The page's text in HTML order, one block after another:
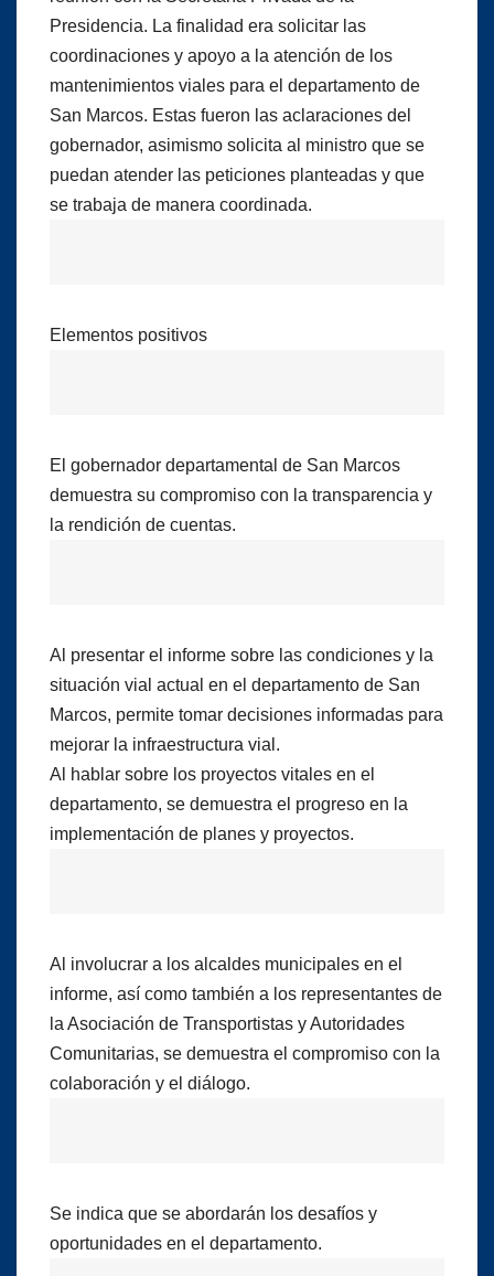
Presidencia. La finalidad era solicitar las
coordinaciones y apoyo a la atención de los
mantenimientos viales para el departamento de
San Marcos. Estas fueron las aclaraciones del
gobernador, asimismo solicita al ministro que se
puedan atender las peticiones planteadas y que
se trabaja de manera coordinada.
Elementos positivos
El gobernador departamental de San Marcos
demuestra su compromiso con la transparencia y
la rendición de cuentas.
Al presentar el informe sobre las condiciones y la
situación vial actual en el departamento de San
Marcos, permite tomar decisiones informadas para
mejorar la infraestructura vial.
Al hablar sobre los proyectos vitales en el
departamento, se demuestra el progreso en la
implementación de planes y proyectos.
Al involucrar a los alcaldes municipales en el
informe, así como también a los representantes de
la Asociación de Transportistas y Autoridades
Comunitarias, se demuestra el compromiso con la
colaboración y el diálogo.
Se indica que se abordarán los desafíos y
oportunidades en el departamento.